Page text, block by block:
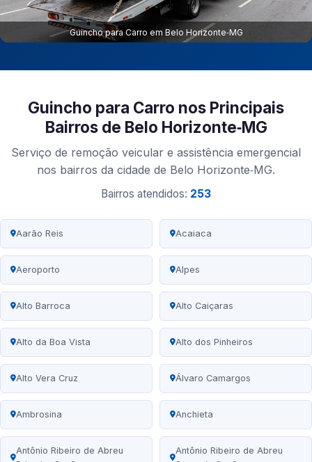
Guincho para Carro em Belo Horizonte‑MG
Guincho para Carro nos Principais
Bairros de Belo Horizonte‑MG
Serviço de remoção veicular e assistência emergencial
nos bairros da cidade de Belo Horizonte‑MG.
Bairros atendidos: 253
Aarão Reis Acaiaca
Aeroporto Alpes
Alto Barroca Alto Caiçaras
Alto da Boa Vista Alto dos Pinheiros
Alto Vera Cruz Álvaro Camargos
Ambrosina Anchieta
Antônio Ribeiro de Abreu
Antônio Ribeiro de Abreu